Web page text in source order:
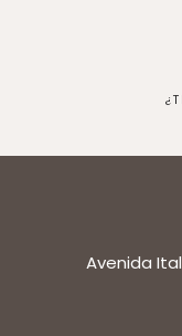
Avenida